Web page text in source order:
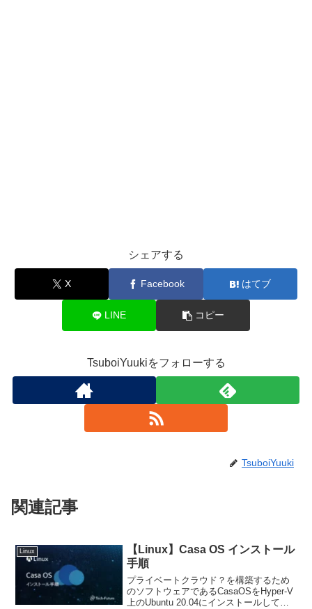
シェアする
X Facebook はてブ
LINE コピー
TsuboiYuukiをフォローする
TsuboiYuuki
関連記事
Linux
【Linux】Casa OS インストール
手順
プライベートクラウド？を構築するため
のソフトウェアであるCasaOSをHyper-V
上のUbuntu 20.04にインストールしてみ